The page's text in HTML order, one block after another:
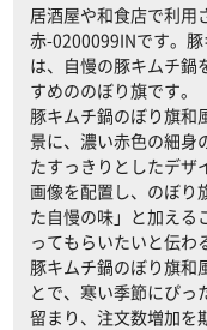
居酒屋や和食店で利用
赤-0200099INです。
は、自慢の豚キムチ鍋
すめののぼり旗です。
豚キムチ鍋のぼり旗和
景に、濃い赤色の細身
たすっきりとしたデザ
画像を配置し、のぼり
た自慢の味」と加える
ってもらいたいと伝わ
豚キムチ鍋のぼり旗和
とで、寒い季節にぴっ
留まり、注文数増加を